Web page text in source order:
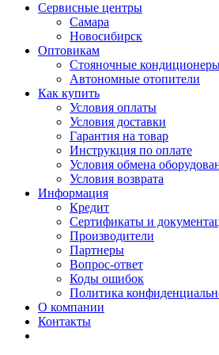
Сервисные центры
Самара
Новосибирск
Оптовикам
Стояночные
Автономные отопители
Как купить
Условия оплаты
Условия доставки
Гарантия на товар
Инструкция по оплате
Условия обмена
Условия возврата
Информация
Кредит
Сертификаты и
Производители
Партнеры
Вопрос-ответ
Коды ошибок
Политика
О компании
Контакты